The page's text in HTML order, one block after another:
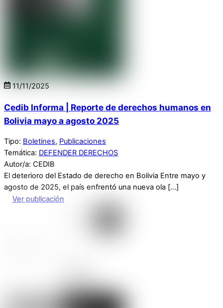
11/11/2025
Cedib Informa | Reporte de derechos humanos en
Bolivia mayo a agosto 2025
Tipo: Boletines, Publicaciones
Temática: DEFENDER DERECHOS
Autor/a: CEDIB
El deterioro del Estado de derecho en Bolivia Entre mayo y
agosto de 2025, el país enfrentó una nueva ola […]
Ver publicación